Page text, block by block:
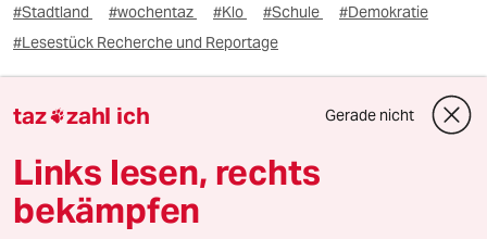
#Stadtland #wochentaz #Klo #Schule
#Demokratie
#Lesestück Recherche und Reportage
Feedback Kommentieren Fehlerhinweis
Diesen Artikel teilen
taz zahl ich Gerade nicht
Links lesen, rechts
bekämpfen